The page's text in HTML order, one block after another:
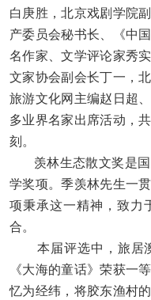
白庚胜，北京戏剧学院
产委员会秘书长、《中
名作家、文学评论家秀
文家协会副会长丁一，
旅游文化网主编赵日超
多业界名家出席活动，
刻。
羡林生态散文奖是国
学奖项。季羡林先生一
项秉承这一精神，致力
合。
本届评选中，旅居
《大海的童话》荣获一
忆为经纬，将胶东渔村